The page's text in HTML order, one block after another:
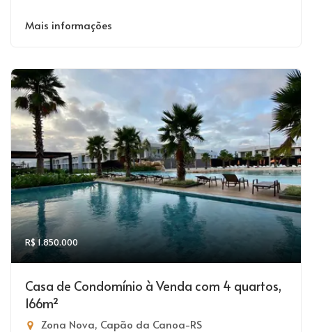
Mais informações
R$ 1.850.000
Casa de Condomínio à Venda com 4 quartos,
166m²
Zona Nova, Capão da Canoa-RS